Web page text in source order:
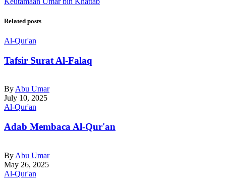
Related posts
Al-Qur'an
Tafsir Surat Al-Falaq
ByAbu Umar
July 10, 2025
Al-Qur'an
Adab Membaca Al-Qur'an
By Abu Umar
May 26, 2025
Al-Qur'an